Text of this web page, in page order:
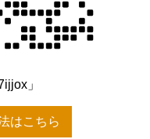
」
はこちら